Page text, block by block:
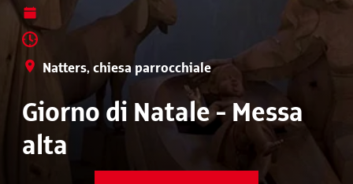
Natters, chiesa parrocchiale
Giorno di Natale - Messa
alta